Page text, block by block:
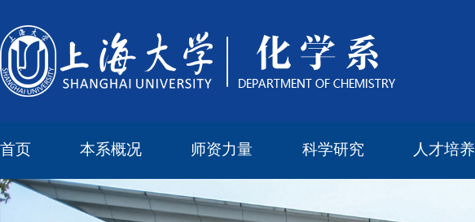
首页 本系概况
本系简介
机构设置
本科培养委员会
教学与科研研究所
化学实验中心
师资力量 科学研究 人才培养